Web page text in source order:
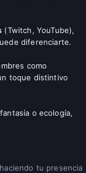
(Twitch, YouTube),
diferenciarte.
como
toque distintivo
o ecología,
tu presencia